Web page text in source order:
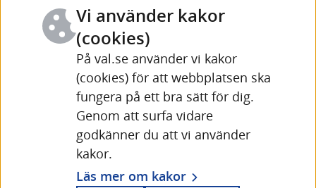
+46 (0) 10-57
57 000
kontaktuppg
ifter och
öppettider
nyhetsbrev
Valmyndigh
etens
bildarkivLänk till annan
Driftinforma
tion Valid
(val.se)Länk till annan
Kakor
Vi använder kakor
(cookies)
På val.se använder vi kakor
(cookies) för att webbplatsen ska
fungera på ett bra sätt för dig.
Genom att surfa vidare
godkänner du att vi använder
kakor.
Läs mer om kakor